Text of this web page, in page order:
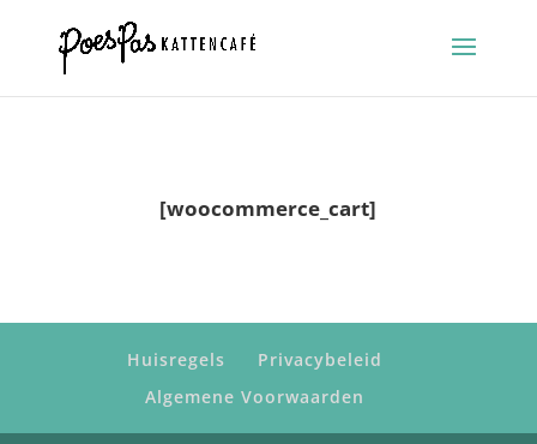
[woocommerce_cart]
Huisregels
Privacybeleid
Algemene Voorwaarden